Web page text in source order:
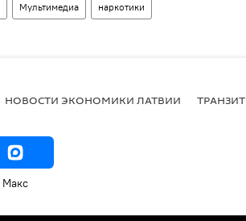
Мультимедиа наркотики
НОВОСТИ ЭКОНОМИКИ ЛАТВИИ ТРАНЗИТ
Макс